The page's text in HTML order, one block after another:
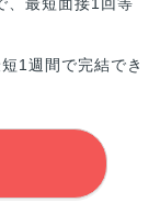
、最短面接1回等
1週間で完結でき